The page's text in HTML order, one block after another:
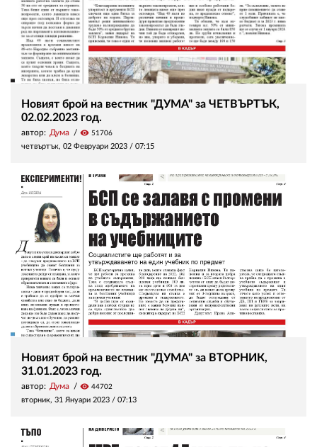
Новият брой на вестник "ДУМА" за ЧЕТВЪРТЪК,
02.02.2023 год.
автор: Дума visibility 51706
четвъртък, 02 Февруари 2023 / 07:15
Новият брой на вестник "ДУМА" за ВТОРНИК,
31.01.2023 год.
автор: Дума visibility 44702
вторник, 31 Януари 2023 / 07:13